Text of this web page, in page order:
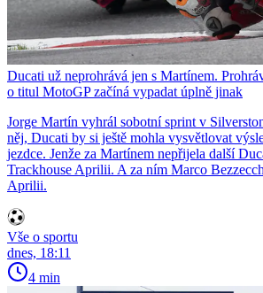
Ducati už neprohrává jen s Martínem.
o titul MotoGP začíná vypadat úplně jinak
Jorge Martín vyhrál sobotní sprint v
něj, Ducati by si ještě mohla vysvětlovat
jezdce. Jenže za Martínem nepřijela další
Trackhouse Aprilii. A za ním Marco
Aprilii.
Vše o sportu
dnes, 18:11
4 min